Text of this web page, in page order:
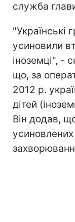
служба
"Українські
усиновили
іноземці", -
що, за
2012 р.
дітей
Він додав,